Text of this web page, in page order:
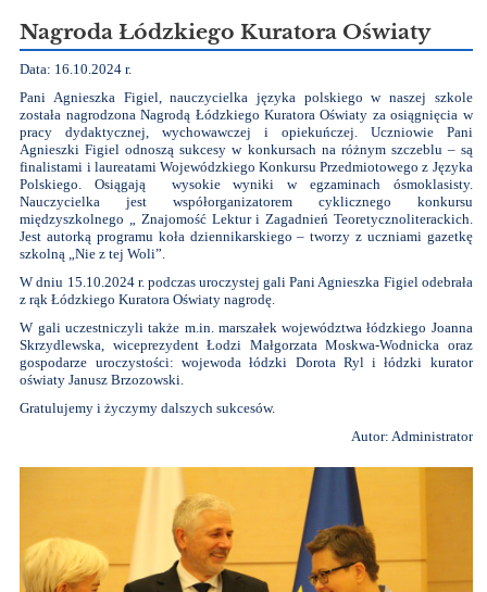
Nagroda Łódzkiego Kuratora Oświaty
Data: 16.10.2024 r.
Pani Agnieszka Figiel, nauczycielka języka polskiego w naszej szkole
została nagrodzona Nagrodą Łódzkiego Kuratora Oświaty za osiągnięcia w
pracy dydaktycznej, wychowawczej i opiekuńczej. Uczniowie Pani
Agnieszki Figiel odnoszą sukcesy w konkursach na różnym szczeblu – są
finalistami i laureatami Wojewódzkiego Konkursu Przedmiotowego z Języka
Polskiego. Osiągają wysokie wyniki w egzaminach ósmoklasisty.
Nauczycielka jest współorganizatorem cyklicznego konkursu
międzyszkolnego „ Znajomość Lektur i Zagadnień Teoretycznoliterackich.
Jest autorką programu koła dziennikarskiego – tworzy z uczniami gazetkę
szkolną „Nie z tej Woli”.
W dniu 15.10.2024 r. podczas uroczystej gali Pani Agnieszka Figiel odebrała
z rąk Łódzkiego Kuratora Oświaty nagrodę.
W gali uczestniczyli także m.in. marszałek województwa łódzkiego Joanna
Skrzydlewska, wiceprezydent Łodzi Małgorzata Moskwa-Wodnicka oraz
gospodarze uroczystości: wojewoda łódzki Dorota Ryl i łódzki kurator
oświaty Janusz Brzozowski.
Gratulujemy i życzymy dalszych sukcesów.
Autor: Administrator